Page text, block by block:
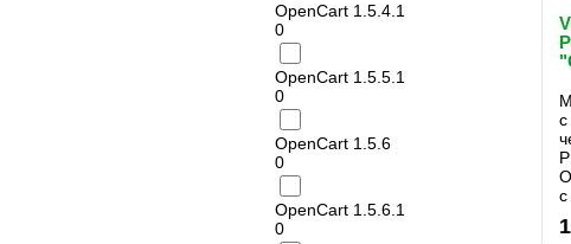
OpenCart 1.5.4.1
0
OpenCart 1.5.5.1
0
OpenCart 1.5.6
0
OpenCart 1.5.6.1
0